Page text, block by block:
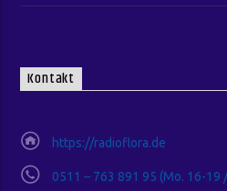
Kontakt
https://radioflora.de
0511 – 763 891 95 (Mo. 16-19